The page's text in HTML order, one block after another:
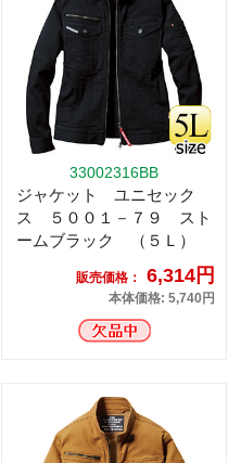
33002316BB
ジャケット ユニセック
ス ５００１－７９ スト
ームブラック （５Ｌ）
販売価格： 6,314円
本体価格: 5,740円